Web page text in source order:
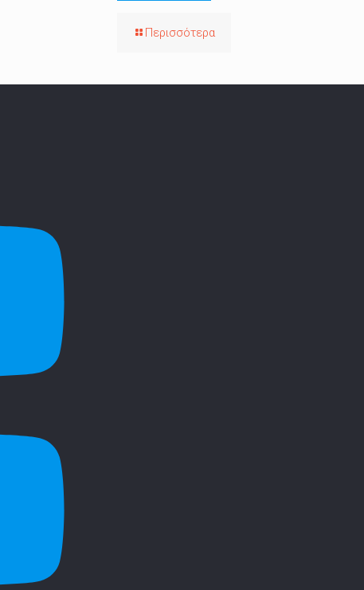
Περισσότερα